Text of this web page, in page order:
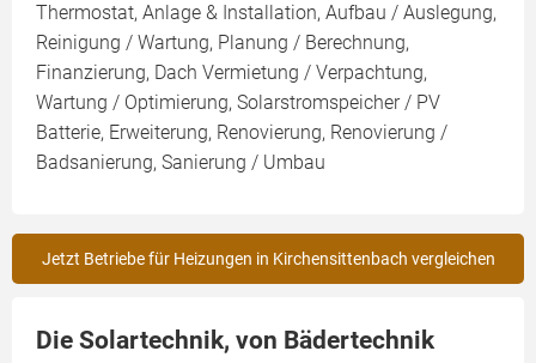
Thermostat, Anlage & Installation, Aufbau / Auslegung,
Reinigung / Wartung, Planung / Berechnung,
Finanzierung, Dach Vermietung / Verpachtung,
Wartung / Optimierung, Solarstromspeicher / PV
Batterie, Erweiterung, Renovierung, Renovierung /
Badsanierung, Sanierung / Umbau
Jetzt Betriebe für Heizungen in Kirchensittenbach vergleichen
Die Solartechnik, von Bädertechnik